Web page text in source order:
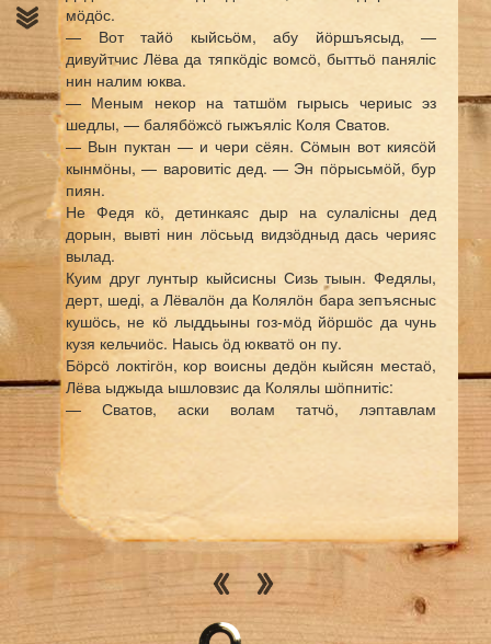
мӧдӧс.
— Вот тайӧ кыйсьӧм, абу йӧршъясыд, —
дивуйтчис Лёва да тяпкӧдіс вомсӧ, быттьӧ паняліс
нин налим юква.
— Меным некор на татшӧм гырысь чериыс эз
шедлы, — балябӧжсӧ гыжъяліс Коля Сватов.
— Вын пуктан — и чери сёян. Сӧмын вот киясӧй
кынмӧны, — варовитіс дед. — Эн пӧрысьмӧй, бур
пиян.
Не Федя кӧ, детинкаяс дыр на сулалісны дед
дорын, вывті нин лӧсьыд видзӧдныд дась черияс
вылад.
Куим друг лунтыр кыйсисны Сизь тыын. Федялы,
дерт, шеді, а Лёвалӧн да Колялӧн бара зепъясныс
кушӧсь, не кӧ лыддьыны гоз-мӧд йӧршӧс да чунь
кузя кельчиӧс. Наысь ӧд юкватӧ он пу.
Бӧрсӧ локтігӧн, кор воисны дедӧн кыйсян местаӧ,
Лёва ыджыда ышловзис да Колялы шӧпнитіс:
— Сватов, аски волам татчӧ, лэптавлам
Мӧд луннас Коля да Лёва и збыльысь мӧдӧдчисны
пакӧститчыны. Мунісны Федяысь гусьӧн, медым
аслыныс унджык сюрӧ.
Дедлӧн подольник лэдзан йӧрданыс абу на